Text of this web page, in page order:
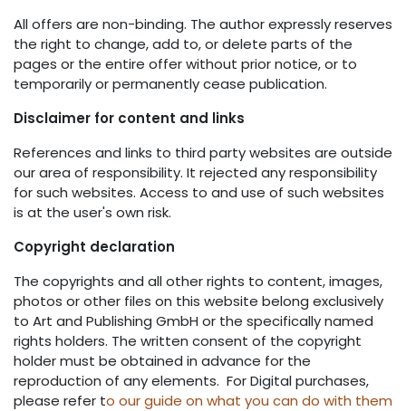
All offers are non-binding. The author expressly reserves
the right to change, add to, or delete parts of the
pages or the entire offer without prior notice, or to
temporarily or permanently cease publication.
Disclaimer for content and links
References and links to third party websites are outside
our area of responsibility. It rejected any responsibility
for such websites. Access to and use of such websites
is at the user's own risk.
Copyright declaration
The copyrights and all other rights to content, images,
photos or other files on this website belong exclusively
to Art and Publishing GmbH or the specifically named
rights holders. The written consent of the copyright
holder must be obtained in advance for the
reproduction of any elements. For Digital purchases,
please refer to our guide on what you can do with them